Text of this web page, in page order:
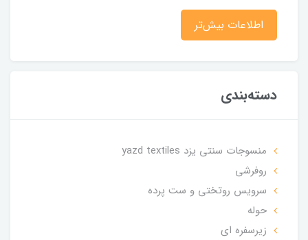
اطلاعات بیش‌تر
دسته‌بندی
منسوجات سنتی یزد yazd textiles
روفرشی
سرویس روتختی و ست پرده
حوله
زیرسفره ای